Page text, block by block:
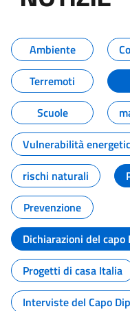
Tutti iAmbiente
Terremoti
Scuole
Vulnerabilità
rischi naturali
Prevenzione
Dichiarazioni del
Progetti di casa Italia
Interviste del Capo